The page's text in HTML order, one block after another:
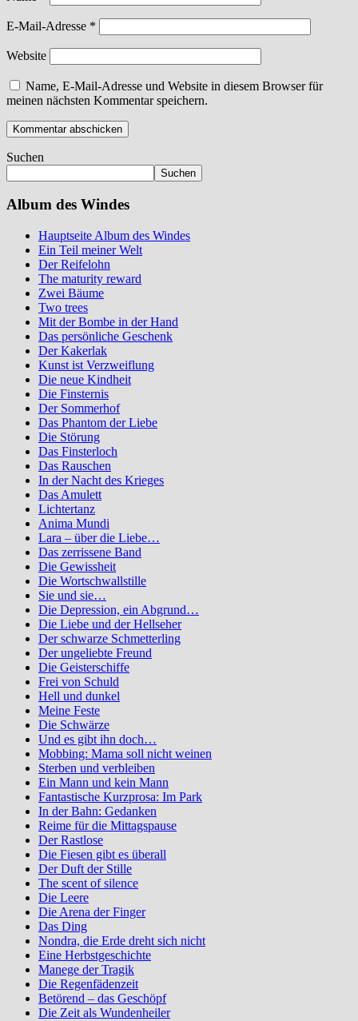
E-Mail-Adresse *
Website
Name, E-Mail-Adresse und Website in diesem Browser für
meinen nächsten Kommentar speichern.
Suchen
Suchen
Album des Windes
Hauptseite Album des Windes
Ein Teil meiner Welt
Der Reifelohn
The maturity reward
Zwei Bäume
Two trees
Mit der Bombe in der Hand
Das persönliche Geschenk
Der Kakerlak
Kunst ist Verzweiflung
Die neue Kindheit
Die Finsternis
Der Sommerhof
Das Phantom der Liebe
Die Störung
Das Finsterloch
Das Rauschen
In der Nacht des Krieges
Das Amulett
Lichtertanz
Anima Mundi
Lara – über die Liebe…
Das zerrissene Band
Die Gewissheit
Die Wortschwallstille
Sie und sie…
Die Depression, ein Abgrund…
Die Liebe und der Hellseher
Der schwarze Schmetterling
Der ungeliebte Freund
Die Geisterschiffe
Frei von Schuld
Hell und dunkel
Meine Feste
Die Schwärze
Und es gibt ihn doch…
Mobbing: Mama soll nicht weinen
Sterben und verbleiben
Ein Mann und kein Mann
Fantastische Kurzprosa: Im Park
In der Bahn: Gedanken
Reime für die Mittagspause
Der Rastlose
Die Fiesen gibt es überall
Der Duft der Stille
The scent of silence
Die Leere
Die Arena der Finger
Das Ding
Nondra, die Erde dreht sich nicht
Eine Herbstgeschichte
Manege der Tragik
Die Regenfädenzeit
Betörend – das Geschöpf
Die Zeit als Wundenheiler